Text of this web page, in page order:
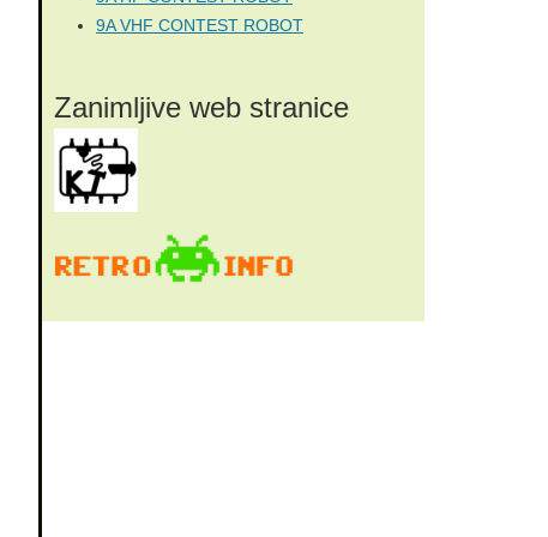
9A VHF CONTEST ROBOT
Zanimljive web stranice